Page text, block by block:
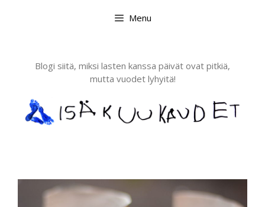
Menu
Blogi siitä, miksi lasten kanssa päivät ovat pitkiä,
mutta vuodet lyhyitä!